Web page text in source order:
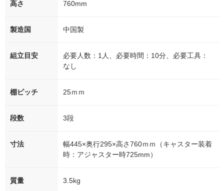
高さ 760mm
製造国 中国製
組立目安
必要人数：1人、必要時間：10分、必要工具：
なし
棚ピッチ 25ｍｍ
段数 3段
寸法
幅445×奥行295×高さ760ｍｍ（キャスター装着
時：アジャスター時725mm）
質量 3.5kg